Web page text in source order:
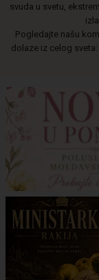
svuda u svetu,
Pogledajte našu
dolaze iz celog sveta: